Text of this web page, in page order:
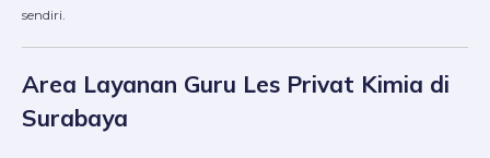
sendiri.
Area Layanan Guru Les Privat Kimia di
Surabaya